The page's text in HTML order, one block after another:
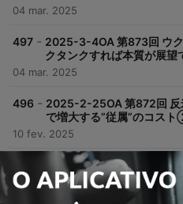
04 mar. 2025
497 - 2025-3-4OA 第873回 ウ
クタンクすれば本質が展望
04 mar. 2025
496 - 2025-2-25OA 第872回 反
で増大する”従属”のコス
10 fev. 2025
Mostrar